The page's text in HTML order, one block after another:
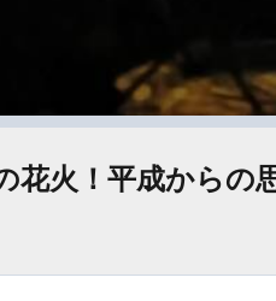
花火！平成からの